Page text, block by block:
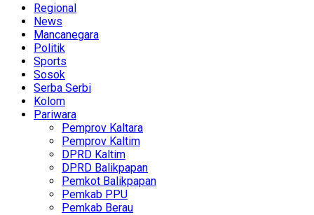
Regional
News
Mancanegara
Politik
Sports
Sosok
Serba Serbi
Kolom
Pariwara
Pemprov Kaltara
Pemprov Kaltim
DPRD Kaltim
DPRD Balikpapan
Pemkot Balikpapan
Pemkab PPU
Pemkab Berau